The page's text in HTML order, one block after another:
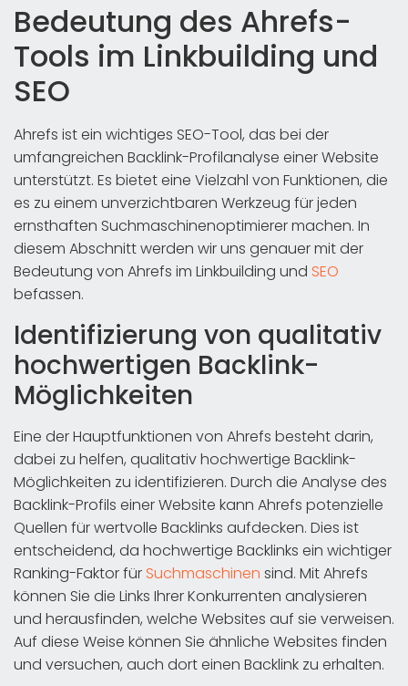
Bedeutung des Ahrefs-
Tools im Linkbuilding und
SEO
Ahrefs ist ein wichtiges SEO-Tool, das bei der
umfangreichen Backlink-Profilanalyse einer Website
unterstützt. Es bietet eine Vielzahl von Funktionen, die
es zu einem unverzichtbaren Werkzeug für jeden
ernsthaften Suchmaschinenoptimierer machen. In
diesem Abschnitt werden wir uns genauer mit der
Bedeutung von Ahrefs im Linkbuilding und SEO
befassen.
Identifizierung von qualitativ
hochwertigen Backlink-
Möglichkeiten
Eine der Hauptfunktionen von Ahrefs besteht darin,
dabei zu helfen, qualitativ hochwertige Backlink-
Möglichkeiten zu identifizieren. Durch die Analyse des
Backlink-Profils einer Website kann Ahrefs potenzielle
Quellen für wertvolle Backlinks aufdecken. Dies ist
entscheidend, da hochwertige Backlinks ein wichtiger
Ranking-Faktor für Suchmaschinen sind. Mit Ahrefs
können Sie die Links Ihrer Konkurrenten analysieren
und herausfinden, welche Websites auf sie verweisen.
Auf diese Weise können Sie ähnliche Websites finden
und versuchen, auch dort einen Backlink zu erhalten.